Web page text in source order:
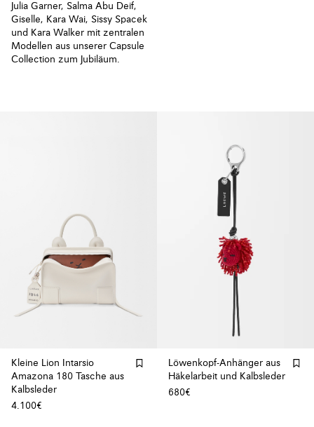
Julia Garner, Salma Abu Deif,
Giselle, Kara Wai, Sissy Spacek
und Kara Walker mit zentralen
Modellen aus unserer Capsule
Collection zum Jubiläum.
Kleine Lion Intarsio
Amazona 180 Tasche aus
Kalbsleder
4.100€
Löwenkopf-Anhänger aus
Häkelarbeit und Kalbsleder
680€